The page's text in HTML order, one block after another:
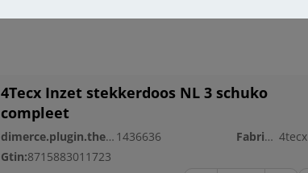
4Tecx Inzet stekkerdoos NL 3 schuko
compleet
dimerce.plugin.theme.productnr: 1436636 Fabrikant: 4tecx
Gtin:8715883011723